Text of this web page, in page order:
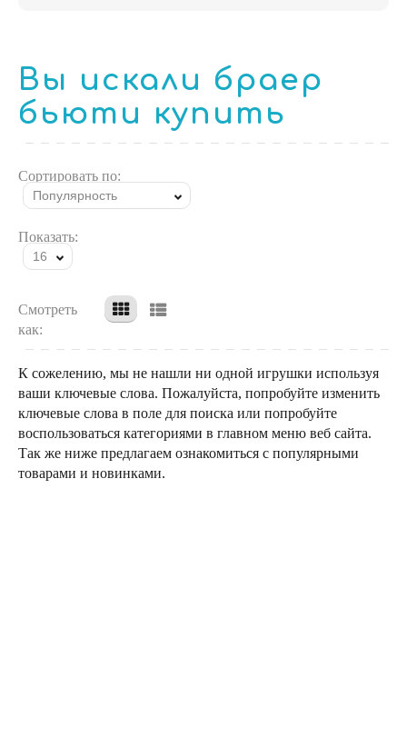
Вы искали браер
бьюти купить
Сортировать по:
Популярность
Показать:
16
Смотреть
как:
К сожелению, мы не нашли ни одной игрушки используя
ваши ключевые слова. Пожалуйста, попробуйте изменить
ключевые слова в поле для поиска или попробуйте
воспользоваться категориями в главном меню веб сайта.
Так же ниже предлагаем ознакомиться с популярными
товарами и новинками.